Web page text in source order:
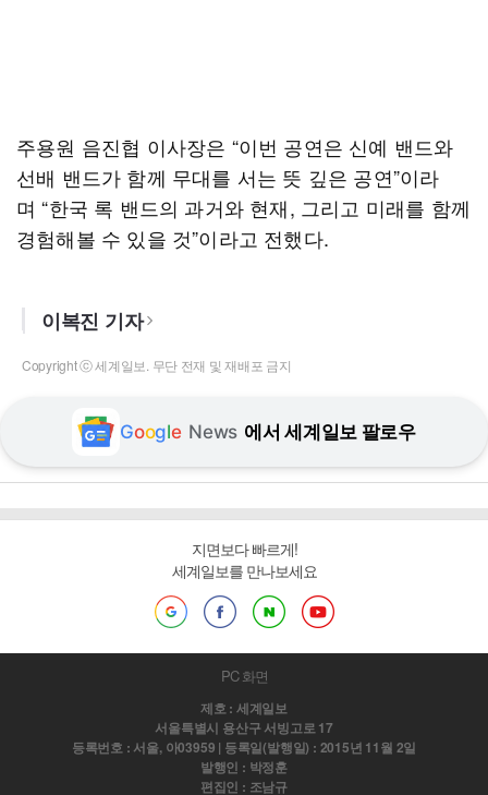
주용원 음진협 이사장은 “이번 공연은 신예 밴드와
선배 밴드가 함께 무대를 서는 뜻 깊은 공연”이라
며 “한국 록 밴드의 과거와 현재, 그리고 미래를 함께
경험해볼 수 있을 것”이라고 전했다.
이복진 기자
Copyright ⓒ 세계일보. 무단 전재 및 재배포 금지
Google News 에서 세계일보 팔로우
지면보다 빠르게!
세계일보를 만나보세요
PC 화면
제호 : 세계일보
서울특별시 용산구 서빙고로 17
등록번호 : 서울, 아03959 | 등록일(발행일) : 2015년 11월 2일
발행인 : 박정훈
편집인 : 조남규